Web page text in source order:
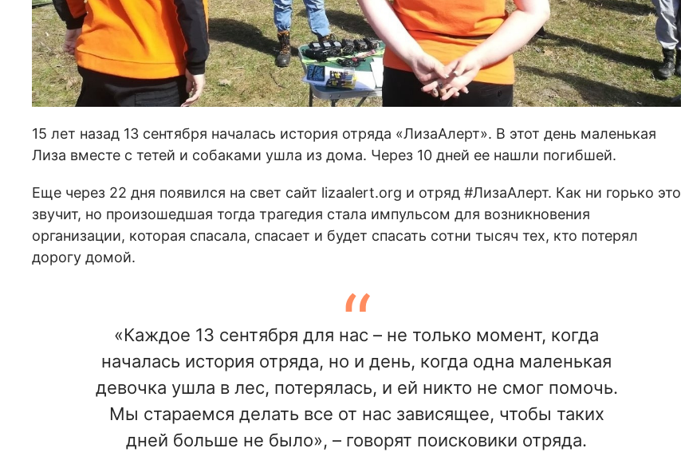
15 лет назад 13 сентября началась история отряда «ЛизаАлерт». В этот день маленькая
Лиза вместе с тетей и собаками ушла из дома. Через 10 дней ее нашли погибшей.
Еще через 22 дня появился на свет сайт lizaalert.org и отряд #ЛизаАлерт. Как ни горько это
звучит, но произошедшая тогда трагедия стала импульсом для возникновения
организации, которая спасала, спасает и будет спасать сотни тысяч тех, кто потерял
дорогу домой.
«Каждое 13 сентября для нас – не только момент, когда
началась история отряда, но и день, когда одна маленькая
девочка ушла в лес, потерялась, и ей никто не смог помочь.
Мы стараемся делать все от нас зависящее, чтобы таких
дней больше не было», – говорят поисковики отряда.